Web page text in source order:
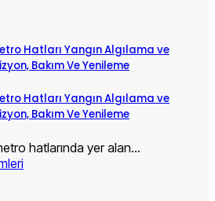
Hatları Yangın Algılama ve
Bakım Ve Yenileme
Hatları Yangın Algılama ve
Bakım Ve Yenileme
hatlarında yer alan…